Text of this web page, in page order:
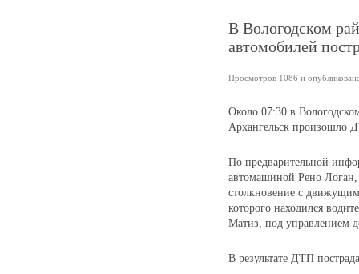
В Вологодском
автомобилей
Просмотров 1086 и
Около 07:30 в
Архангельск произошло
По предварительной
автомашиной Рено
столкновение с
которого находился
Матиз, под управлением
В результате ДТП